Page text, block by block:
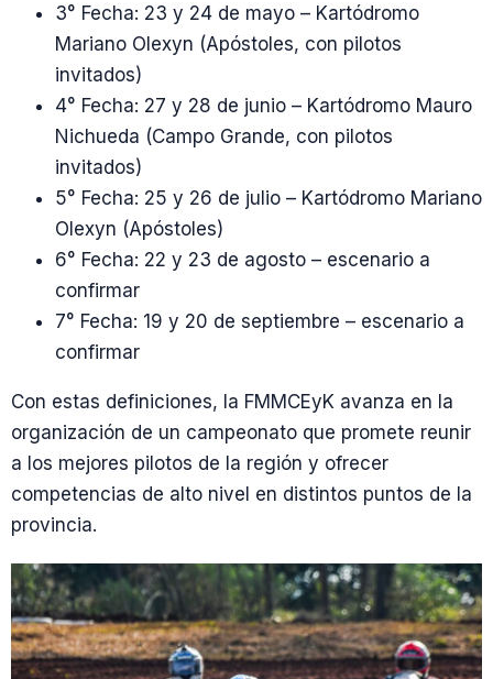
3° Fecha: 23 y 24 de mayo – Kartódromo
Mariano Olexyn (Apóstoles, con pilotos
invitados)
4° Fecha: 27 y 28 de junio – Kartódromo Mauro
Nichueda (Campo Grande, con pilotos
invitados)
5° Fecha: 25 y 26 de julio – Kartódromo Mariano
Olexyn (Apóstoles)
6° Fecha: 22 y 23 de agosto – escenario a
confirmar
7° Fecha: 19 y 20 de septiembre – escenario a
confirmar
Con estas definiciones, la FMMCEyK avanza en la
organización de un campeonato que promete reunir
a los mejores pilotos de la región y ofrecer
competencias de alto nivel en distintos puntos de la
provincia.